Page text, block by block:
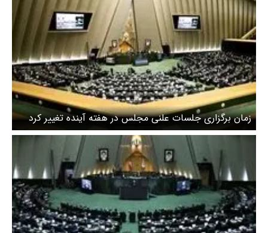
زمان برگزاری جلسات علنی مجلس در هفته آینده تغییر کرد